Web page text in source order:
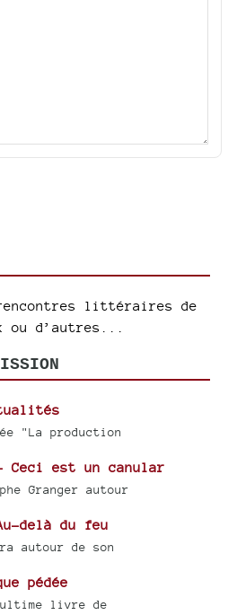
rencontres littéraires de
ou d’autres...
"La production
Ceci est un canular
Granger autour
delà du feu
autour de son
pédée
livre de